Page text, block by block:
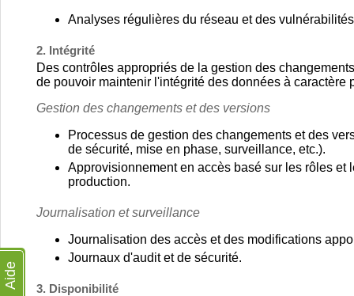
Analyses régulières du réseau et des
2. Intégrité
Des contrôles appropriés de la gestion des
de pouvoir maintenir l'intégrité des données à caractère
Gestion des changements et des versions
Processus de gestion des changements et des
de sécurité, mise en phase, surveillance, etc.).
Approvisionnement en accès basé sur les rôles
production.
Journalisation et surveillance
Journalisation des accès et des modifications
Journaux d'audit et de sécurité.
3. Disponibilité
Aide